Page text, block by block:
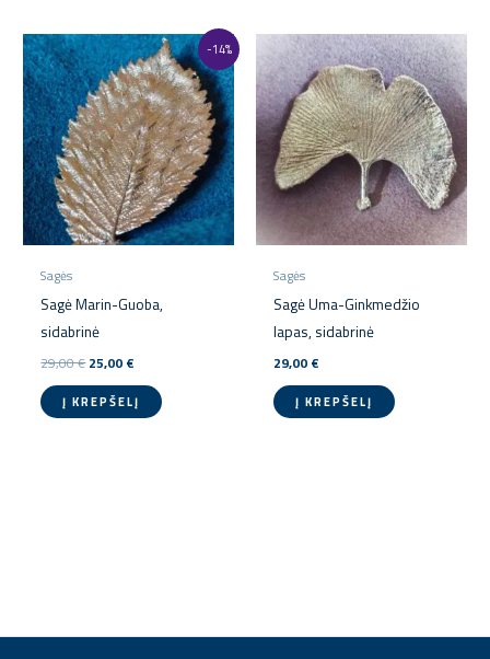
-14%
Sagės
Sagė Marin-Guoba,
sidabrinė
29,00€
Original
price
was:
29,00 €.
25,00 €
Current
price
is:
25,00 €.
Į KREPŠELĮ
Sagės
Sagė Uma-Ginkmedžio
lapas, sidabrinė
29,00 €
Į KREPŠELĮ